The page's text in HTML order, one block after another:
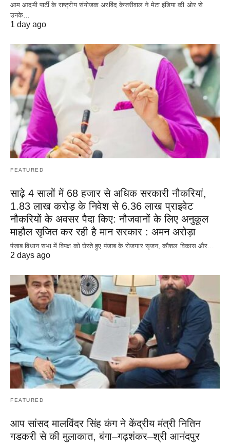
आम आदमी पार्टी के राष्ट्रीय संयोजक अरविंद केजरीवाल ने मेटा इंडिया की ओर से
उनके…
1 day ago
FEATURED
साढ़े 4 सालों में 68 हजार से अधिक सरकारी नौकरियां,
1.83 लाख करोड़ के निवेश से 6.36 लाख प्राइवेट
नौकरियों के अवसर पैदा किए: नौजवानों के लिए अनुकूल
माहौल सृजित कर रही है मान सरकार : अमन अरोड़ा
पंजाब विधान सभा में विपक्ष को घेरते हुए पंजाब के रोजगार सृजन, कौशल विकास और…
2 days ago
FEATURED
आप सांसद मालविंदर सिंह कंग ने केंद्रीय मंत्री नितिन
गडकरी से की मुलाकात, बंगा–गढ़शंकर–श्री आनंदपुर